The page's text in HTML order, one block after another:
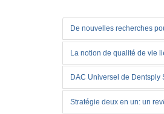
De nouvelles recherches
La notion de qualité de vie
DAC Universel de Dentsply
Stratégie deux en un: un